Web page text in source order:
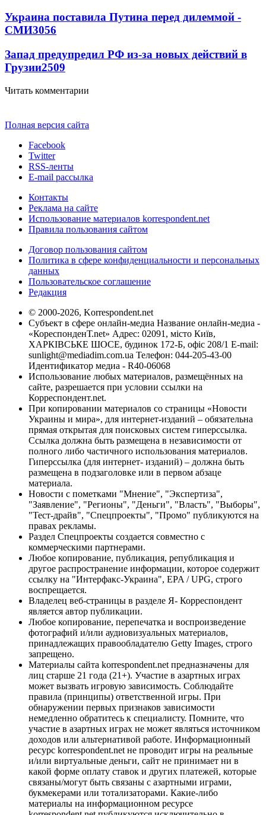
Украина поставила Путина перед дилеммой -
СМИ3056
Запад предупредил РФ из-за новых действий в
Грузии2509
Читать комментарии
Полная версия сайта
Facebook
Twitter
RSS-ленты
E-mail рассылка
Контакты
Реклама на сайте
Использование материалов korrespondent.net
Правила пользования сайтом
Договор пользования сайтом
Политика в сфере конфиденциальности и персональных
данных
Пользовательское соглашение
Редакция
© 2000-2026, Korrespondent.net
Субъект в сфере онлайн-медиа Название онлайн-медиа -
«КореспонденТ.net» Адрес: 02091, місто Київ,
ХАРКІВСЬКЕ ШОСЕ, будинок 172-Б, офіс 208/1 E-mail:
sunlight@mediadim.com.ua Телефон: 044-205-43-00
Идентификатор медиа - R40-06068
Использование любых материалов, размещённых на
сайте, разрешается при условии ссылки на
Корреспондент.net.
При копировании материалов со страницы «Новости
Украины и мира», для интернет-изданий – обязательна
прямая открытая для поисковых систем гиперссылка.
Ссылка должна быть размещена в независимости от
полного либо частичного использования материалов.
Гиперссылка (для интернет- изданий) – должна быть
размещена в подзаголовке или в первом абзаце
материала.
Новости с пометками "Мнение", "Экспертиза",
"Заявление", "Регионы", "Деньги", "Власть", "Выборы",
"Тест-драйв", "Спецпроекты", "Промо" публикуются на
правах рекламы.
Раздел Спецпроекты создается совместно с
коммерческими партнерами.
Любое копирование, публикация, републикация и
другое распространение информации, которое содержит
ссылку на "Интерфакс-Украина", EPA / UPG, строго
воспрещается.
Владелец веб-страницы в разделе Я- Корреспондент
является автор публикации.
Любое копирование, перепечатка и воспроизведение
фотографий и/или аудиовизуальных материалов,
принадлежащих правообладателю Getty Images, строго
запрещено.
Материалы сайта korrespondent.net предназначены для
лиц старше 21 года (21+). Участие в азартных играх
может вызвать игровую зависимость. Соблюдайте
правила (принципы) ответственной игры. При
обнаружении первых признаков зависимости
немедленно обратитесь к специалисту. Помните, что
участие в азартных играх не может являться источником
доходов или альтернативой работе. Информационный
ресурс korrespondent.net не проводит игры на реальные
и/или виртуальные деньги, сайт не принимает ни в
какой форме оплату ставок и других платежей, которые
связаны/могут быть связаны с азартными играми,
букмекерами или тотализаторами. Какие-либо
материалы на информационном ресурсе